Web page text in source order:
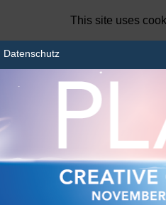
Datenschutz
This site uses